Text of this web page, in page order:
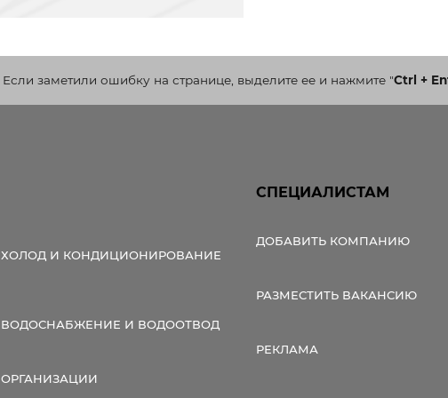
Если заметили ошибку на странице, выделите ее и нажмите"Ctrl +
ХОЛОД И КОНДИЦИОНИРОВАНИЕ
ВОДОСНАБЖЕНИЕ И ВОДООТВОД
ОРГАНИЗАЦИИ
СПЕЦИАЛИСТАМ
ДОБАВИТЬ КОМПАНИЮ
РАЗМЕСТИТЬ ВАКАНСИЮ
РЕКЛАМА